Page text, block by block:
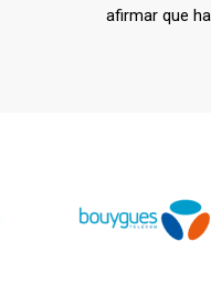
afirmar que